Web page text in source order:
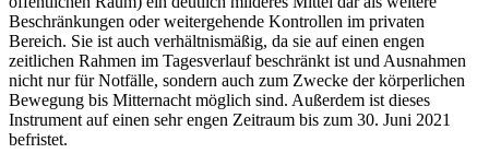
Beschränkungen oder weitergehende Kontrollen im privaten
Bereich. Sie ist auch verhältnismäßig, da sie auf einen engen
zeitlichen Rahmen im Tagesverlauf beschränkt ist und Ausnahmen
nicht nur für Notfälle, sondern auch zum Zwecke der körperlichen
Bewegung bis Mitternacht möglich sind. Außerdem ist dieses
Instrument auf einen sehr engen Zeitraum bis zum 30. Juni 2021
befristet.